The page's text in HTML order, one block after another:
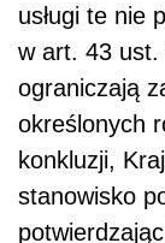
usługi te nie
w art. 43 ust.
ograniczają
określonych
konkluzji,
stanowisko